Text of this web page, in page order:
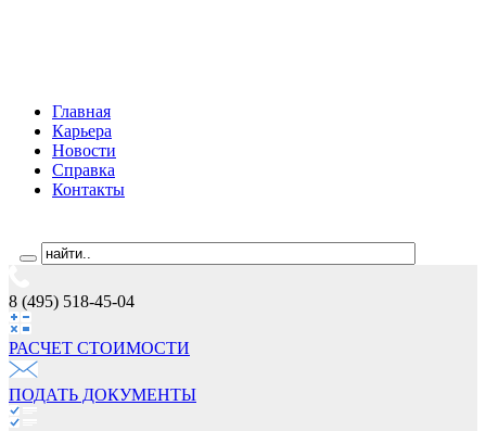
Главная
Карьера
Новости
Справка
Контакты
8 (495) 518-45-04
РАСЧЕТ СТОИМОCТИ
ПОДАТЬ ДОКУМЕНТЫ